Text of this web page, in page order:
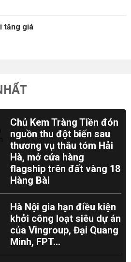
tăng giá
Chủ Kem Tràng Tiền đón
nguồn thu đột biến sau
thương vụ thâu tóm Hải
Hà, mở cửa hàng
flagship trên đất vàng 18
Hàng Bài
Hà Nội gia hạn điều kiện
khởi công loạt siêu dự án
của Vingroup, Đại Quang
Minh, FPT...